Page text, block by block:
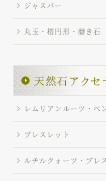
ジャスパー
丸玉・楕円形・磨き石
レムリアンルーツ・ペ
ブレスレット
ルチルクォーツ・ブレ